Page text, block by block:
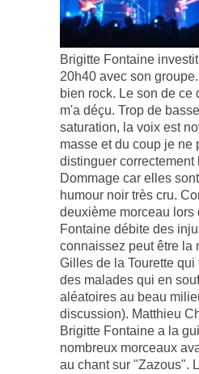
Brigitte Fontaine
20h40 avec son
bien rock. Le son de ce
m'a déçu. Trop de
saturation, la voix est
masse et du coup je ne
distinguer correctement
Dommage car elles
humour noir très cru.
deuxième morceau lors
Fontaine débite des
connaissez peut être la
Gilles de la Tourette qui
des malades qui en
aléatoires au beau
discussion). Matthieu
Brigitte Fontaine a la
nombreux morceaux
au chant sur "Zazous".